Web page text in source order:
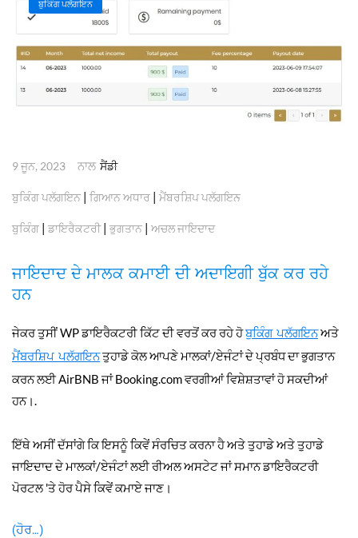
ਬੁਕਿੰਗ ਪਲੱਗਇਨ
9 ਜੂਨ, 2023 ਨਾਲ ਸੈਂਡੀ
ਬੁਕਿੰਗ ਪਲੱਗਇਨ | ਗਿਆਨ ਅਧਾਰ | ਮੈਂਬਰਸ਼ਿਪ ਪਲੱਗਇਨ
ਬੁਕਿੰਗ | ਡਾਇਰੈਕਟਰੀ| ਭੁਗਤਾਨ | ਅਚਲ ਜਾਇਦਾਦ
ਜਾਇਦਾਦ ਦੇ ਮਾਲਕ ਕਮਾਈ ਦੀ ਅਦਾਇਗੀ ਬੁੱਕ ਕਰ ਰਹੇ
ਹਨ
ਜੇਕਰ ਤੁਸੀਂ WP ਡਾਇਰੈਕਟਰੀ ਕਿੱਟ ਦੀ ਵਰਤੋਂ ਕਰ ਰਹੇ ਹੋਬੁਕਿੰਗ ਪਲੱਗਇਨਅਤੇ
ਮੈਂਬਰਸ਼ਿਪ ਪਲੱਗਇਨਤੁਹਾਡੇ ਕੋਲ ਆਪਣੇ ਮਾਲਕਾਂ/ਏਜੰਟਾਂ ਦੇ ਪ੍ਰਬੰਧ ਦਾ ਭੁਗਤਾਨ
ਕਰਨ ਲਈ AirBNB ਜਾਂ Booking.com ਵਰਗੀਆਂ ਵਿਸ਼ੇਸ਼ਤਾਵਾਂ ਹੋ ਸਕਦੀਆਂ
ਹਨ।.
ਇੱਥੇ ਅਸੀਂ ਦੱਸਾਂਗੇ ਕਿ ਇਸਨੂੰ ਕਿਵੇਂ ਸੰਰਚਿਤ ਕਰਨਾ ਹੈ ਅਤੇ ਤੁਹਾਡੇ ਅਤੇ ਤੁਹਾਡੇ
ਜਾਇਦਾਦ ਦੇ ਮਾਲਕਾਂ/ਏਜੰਟਾਂ ਲਈ ਰੀਅਲ ਅਸਟੇਟ ਜਾਂ ਸਮਾਨ ਡਾਇਰੈਕਟਰੀ
ਪੋਰਟਲ 'ਤੇ ਹੋਰ ਪੈਸੇ ਕਿਵੇਂ ਕਮਾਏ ਜਾਣ।
(ਹੋਰ…)